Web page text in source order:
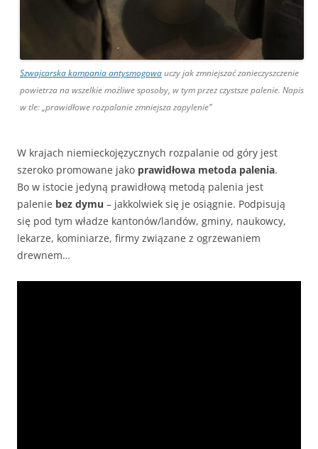
Szwajcarska kampania antysmogowauczy jak zmniejszać zanieczyszczenie
powietrza na wszelkie możliwe sposoby, w tym przez czystsze palenie. Napis
w tle: „prawidłowe rozpalanie zmniejsza zapylenie”
W krajach niemieckojęzycznych rozpalanie od góry jest
szeroko promowane jako prawidłowa metoda palenia.
Bo w istocie jedyną prawidłową metodą palenia jest
palenie bez dymu – jakkolwiek się je osiągnie. Podpisują
się pod tym władze kantonów/landów, gminy, naukowcy,
lekarze, kominiarze, firmy związane z ogrzewaniem
drewnem…